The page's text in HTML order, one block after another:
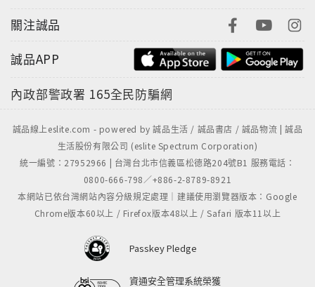
關注誠品
誠品APP
內政部警政署 165全民防騙網
誠品線上eslite.com - powered by 誠品生活 / 誠品書店 / 誠品物流 | 誠品
生活股份有限公司 (eslite Spectrum Corporation)
統一編號：27952966 | 台灣台北市信義區松德路204號B1 服務電話：
0800-666-798／+886-2-8789-8921
本網站已依台灣網站內容分級規定處理｜建議使用瀏覽器版本：Google
Chrome版本60以上 / Firefox版本48以上 / Safari 版本11以上
Passkey Pledge
資通安全管理系統榮獲